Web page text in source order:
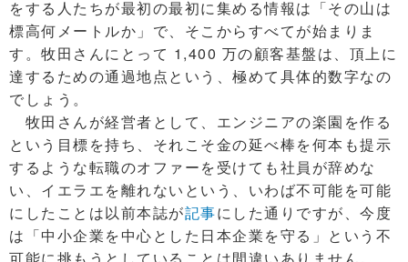
をする人たちが最初の最初に集める情報は「その山は
標高何メートルか」で、そこからすべてが始まりま
す。牧田さんにとって 1,400 万の顧客基盤は、頂上に
達するための通過地点という、極めて具体的数字なの
でしょう。
牧田さんが経営者として、エンジニアの楽園を作る
という目標を持ち、それこそ金の延べ棒を何本も提示
するような転職のオファーを受けても社員が辞めな
い、イエラエを離れないという、いわば不可能を可能
にしたことは以前本誌が記事にした通りですが、今度
は「中小企業を中心とした日本企業を守る」という不